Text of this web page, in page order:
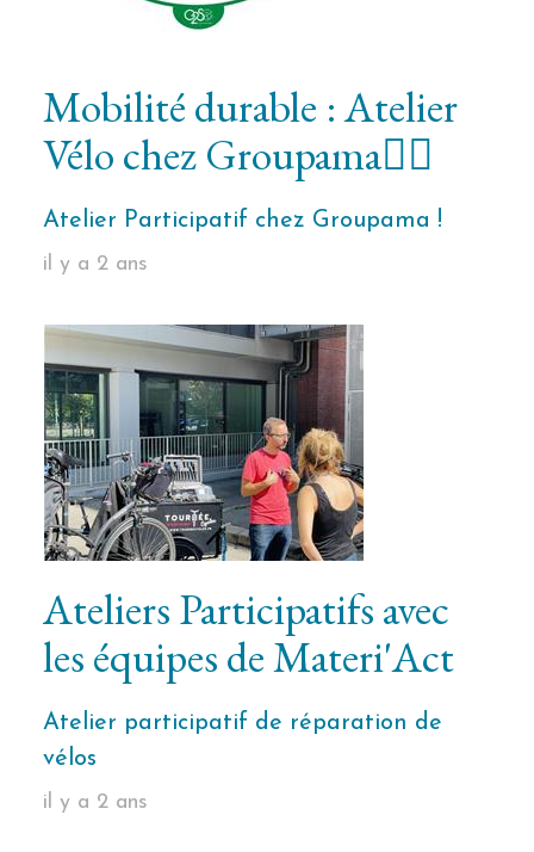
Mobilité durable : Atelier
Vélo chez Groupama🚴‍♀️
Atelier Participatif chez Groupama !
il y a 2 ans
Ateliers Participatifs avec
les équipes de Materi'Act
Atelier participatif de réparation de
vélos
il y a 2 ans